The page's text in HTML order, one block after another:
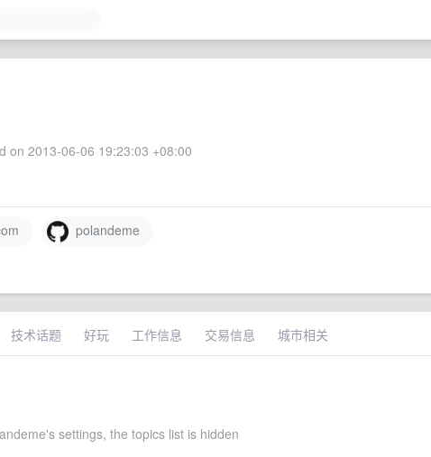
on 2013-06-06 19:23:03 +08:00
polandeme
技术话题 好玩 工作信息 交易信息 城市相关
settings, the topics list is hidden